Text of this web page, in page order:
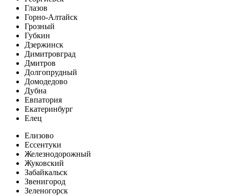
Глазов
Горно-Алтайск
Грозный
Губкин
Дзержинск
Димитровград
Дмитров
Долгопрудный
Домодедово
Дубна
Евпатория
Екатеринбург
Елец
Елизово
Ессентуки
Железнодорожный
Жуковский
Забайкальск
Звенигород
Зеленогорск